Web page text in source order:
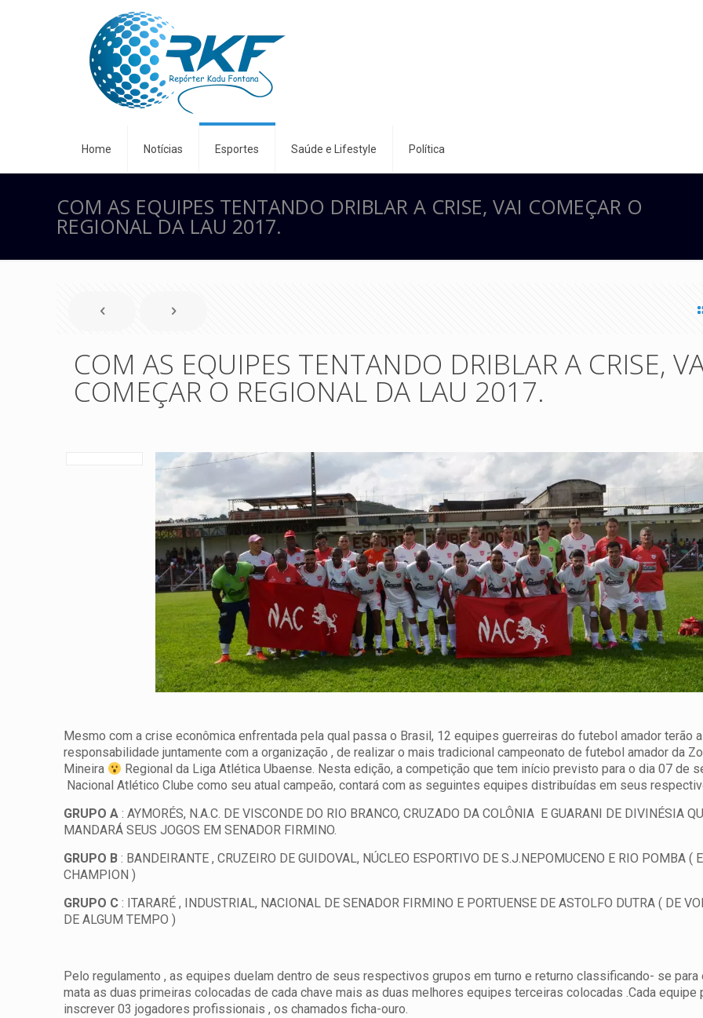
Home Notícias Esportes Saúde e Lifestyle Política
COM AS EQUIPES TENTANDO DRIBLAR A CRISE, VAI COMEÇAR O
REGIONAL DA LAU 2017.
COM AS EQUIPES TENTANDO DRIBLAR A CRISE,
COMEÇAR O REGIONAL DA LAU 2017.
Mesmo com a crise econômica enfrentada pela qual passa o Brasil, 12 equipes guerreiras do futebol amador terão a
responsabilidade juntamente com a organização , de realizar o mais tradicional campeonato de futebol amador da
Mineira
Regional da Liga Atlética Ubaense. Nesta edição, a competição que tem início previsto para o dia 07 de
Nacional Atlético Clube como seu atual campeão, contará com as seguintes equipes distribuídas em seus
GRUPO A : AYMORÉS, N.A.C. DE VISCONDE DO RIO BRANCO, CRUZADO DA COLÔNIA E GUARANI DE DIVINÉSIA
MANDARÁ SEUS JOGOS EM SENADOR FIRMINO.
GRUPO B : BANDEIRANTE , CRUZEIRO DE GUIDOVAL, NÚCLEO ESPORTIVO DE S.J.NEPOMUCENO E RIO POMBA (
CHAMPION )
GRUPO C : ITARARÉ , INDUSTRIAL, NACIONAL DE SENADOR FIRMINO E PORTUENSE DE ASTOLFO DUTRA ( DE
DE ALGUM TEMPO )
Pelo regulamento , as equipes duelam dentro de seus respectivos grupos em turno e returno classificando- se para
mata as duas primeiras colocadas de cada chave mais as duas melhores equipes terceiras colocadas .Cada equipe
inscrever 03 jogadores profissionais , os chamados ficha-ouro.